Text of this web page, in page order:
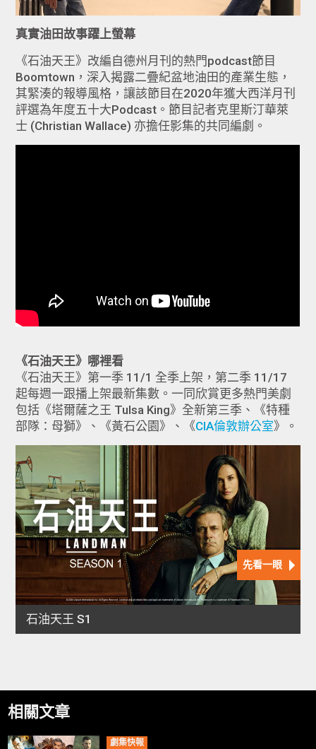
真實油田故事躍上螢幕
《石油天王》改編自德州月刊的熱門podcast節目
Boomtown，深入揭露二疊紀盆地油田的產業生態，
其緊湊的報導風格，讓該節目在2020年獲大西洋月刊
評選為年度五十大Podcast。節目記者克里斯汀華萊
士 (Christian Wallace) 亦擔任影集的共同編劇。
《石油天王》哪裡看
《石油天王》第一季 11/1 全季上架，第二季 11/17
起每週一跟播上架最新集數。一同欣賞更多熱門美劇
包括《塔爾薩之王 Tulsa King》全新第三季、《特種
部隊：母獅》、《黃石公園》、《CIA倫敦辦公室》。
相關文章
劇集快報